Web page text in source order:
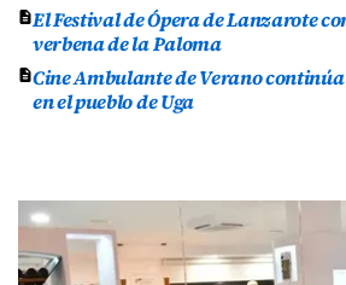
El Festival de Ópera de Lanzarote
verbena de la Paloma
Cine Ambulante de Verano
en el pueblo de Uga